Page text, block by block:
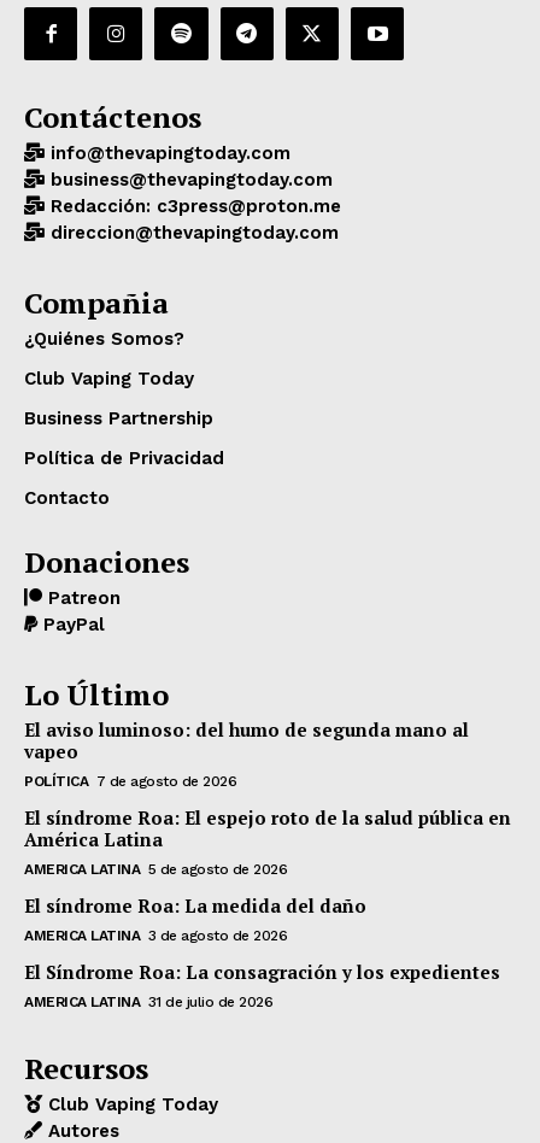
Contáctenos
info@thevapingtoday.com
business@thevapingtoday.com
Redacción: c3press@proton.me
direccion@thevapingtoday.com
Compañia
¿Quiénes Somos?
Club Vaping Today
Business Partnership
Política de Privacidad
Contacto
Donaciones
Patreon
PayPal
Lo Último
El aviso luminoso: del humo de segunda mano al
vapeo
POLÍTICA 7 de agosto de 2026
El síndrome Roa: El espejo roto de la salud pública en
América Latina
AMERICA LATINA 5 de agosto de 2026
El síndrome Roa: La medida del daño
AMERICA LATINA 3 de agosto de 2026
El Síndrome Roa: La consagración y los expedientes
AMERICA LATINA 31 de julio de 2026
Recursos
Club Vaping Today
Autores